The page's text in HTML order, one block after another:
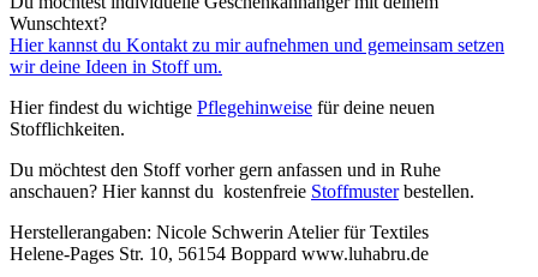
Wunschtext?
Hier kannst du Kontakt zu mir aufnehmen und gemeinsam setzen
wir deine Ideen in Stoff um.
Hier findest du wichtige Pflegehinweise für deine neuen
Stofflichkeiten.
Du möchtest den Stoff vorher gern anfassen und in Ruhe
anschauen? Hier kannst du kostenfreie Stoffmusterbestellen.
Herstellerangaben: Nicole Schwerin Atelier für Textiles
Helene-Pages Str. 10, 56154 Boppard www.luhabru.de